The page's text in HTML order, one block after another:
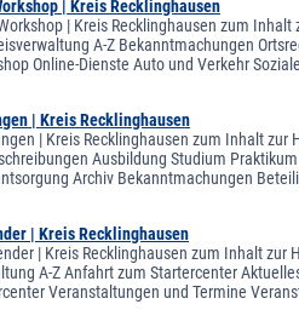
| Kreis Recklinghausen
| Kreis Recklinghausen zum
A-Z Bekanntmachungen
Online-Dienste Auto und Verkehr
| Kreis Recklinghausen
| Kreis Recklinghausen zum Inhalt
Ausbildung Studium
Archiv Bekanntmachungen
| Kreis Recklinghausen
| Kreis Recklinghausen zum Inhalt
A-Z Anfahrt zum Startercenter
Veranstaltungen und Termine